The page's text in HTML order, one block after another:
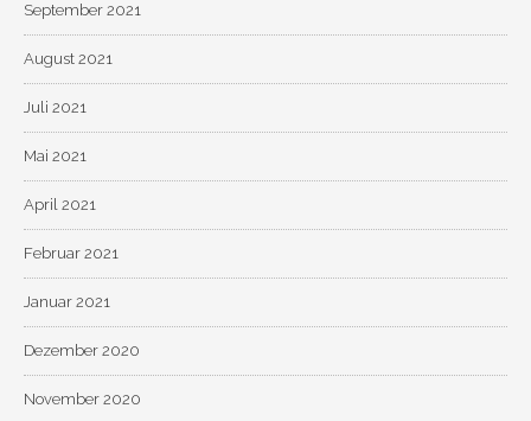
September 2021
August 2021
Juli 2021
Mai 2021
April 2021
Februar 2021
Januar 2021
Dezember 2020
November 2020